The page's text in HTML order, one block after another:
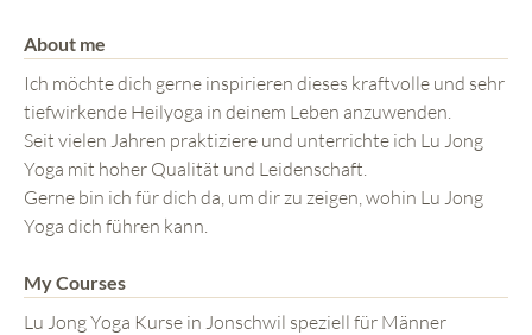
About me
Ich möchte dich gerne inspirieren dieses kraftvolle und sehr
tiefwirkende Heilyoga in deinem Leben anzuwenden.
Seit vielen Jahren praktiziere und unterrichte ich Lu Jong
Yoga mit hoher Qualität und Leidenschaft.
Gerne bin ich für dich da, um dir zu zeigen, wohin Lu Jong
Yoga dich führen kann.
My Courses
Lu Jong Yoga Kurse in Jonschwil speziell für Männer